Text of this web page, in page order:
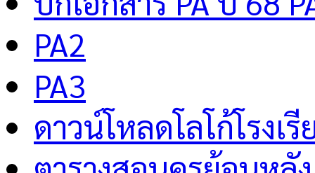
PA2
PA3
ดาวน์โหลดโลโก้โรงเ